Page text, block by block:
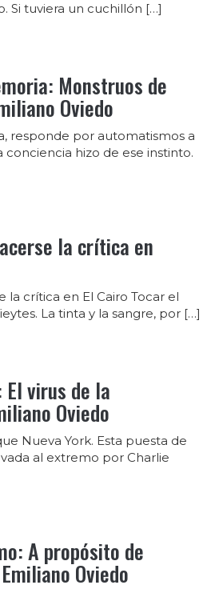
Si tuviera un cuchillón […]
Monstruos de
Oviedo
responde por automatismos a
hizo de ese instinto.
la crítica en
la crítica en El Cairo Tocar el
La tinta y la sangre, por […]
virus de la
Oviedo
Nueva York. Esta puesta de
al extremo por Charlie
A propósito de
Oviedo